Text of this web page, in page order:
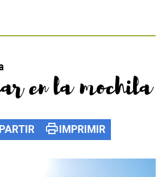
en la mochila
print IMPRIMIR